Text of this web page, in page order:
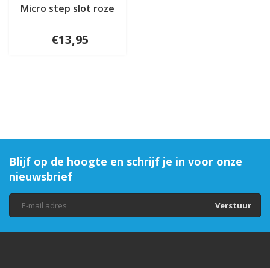
Micro step slot roze
€13,95
Blijf op de hoogte en schrijf je in voor onze
nieuwsbrief
Verstuur